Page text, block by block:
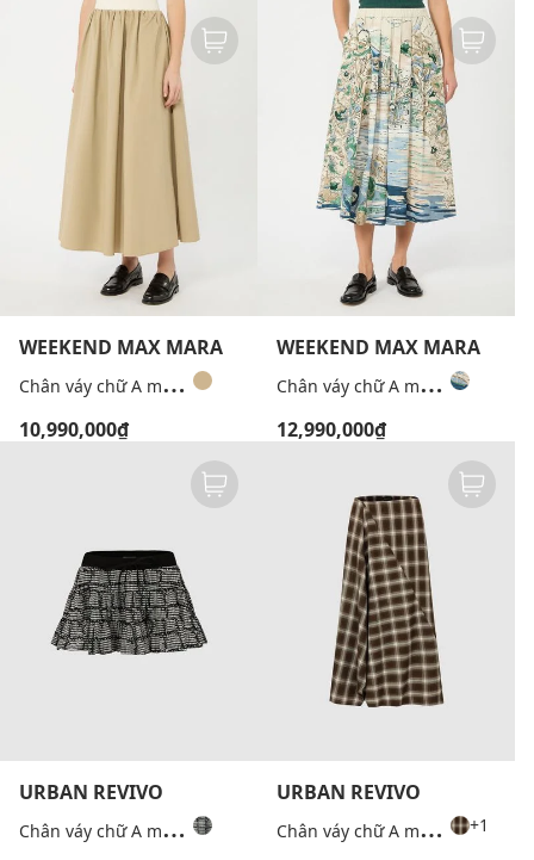
WEEKEND MAX MARA
C
hân váy chữ A midi dáng xòe Wkdaguzze
10,990,000₫
WEEKEND MAX MARA
C
hân váy chữ A midi dáng xòe Wkdadepto
12,990,000₫
URBAN REVIVO
C
hân váy chữ A mini xếp tầng kẻ caro
URBAN REVIVO
C
hân váy chữ A midi bất đối xứng +1